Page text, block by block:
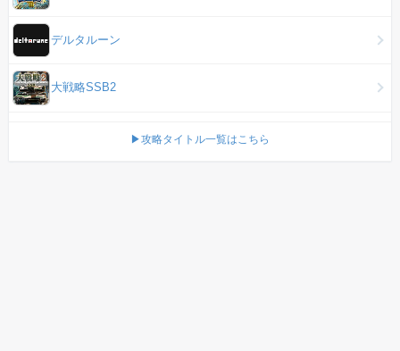
デルタルーン
大戦略SSB2
▶攻略タイトル一覧はこちら